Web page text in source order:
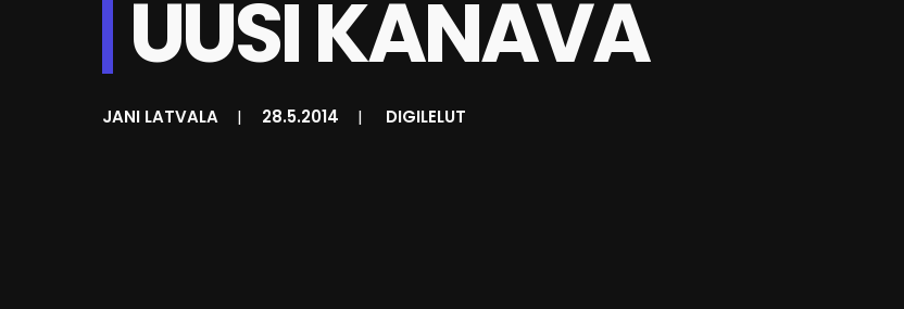
UUSI KANAVA
JANI LATVALA | 28.5.2014 | DIGILELUT